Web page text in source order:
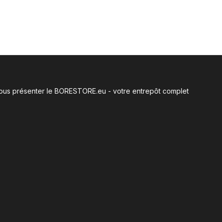
présenter le BORESTORE.eu - votre entrepôt complet